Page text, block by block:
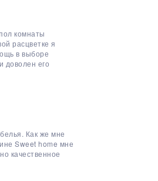
комнаты
расцветке я
в выборе
доволен его
Как же мне
Sweet home мне
качественное